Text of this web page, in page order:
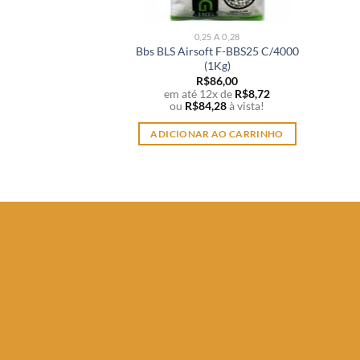
0,25 A 0,28
Bbs BLS Airsoft F-BBS25 C/4000
(1Kg)
R$86,00
em até 12x de R$8,72
ou R$84,28à vista!
ADICIONAR AO CARRINHO